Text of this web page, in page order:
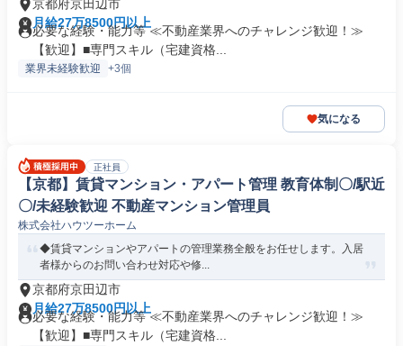
京都府京田辺市
月給27万8500円以上
必要な経験・能力等 ≪不動産業界へのチャレンジ歓迎！≫
【歓迎】■専門スキル（宅建資格...
業界未経験歓迎 +3個
気になる
正社員
【京都】賃貸マンション・アパート管理 教育体制〇/駅近
〇/未経験歓迎 不動産マンション管理員
株式会社ハウツーホーム
◆賃貸マンションやアパートの管理業務全般をお任せします。入居
者様からのお問い合わせ対応や修...
京都府京田辺市
月給27万8500円以上
必要な経験・能力等 ≪不動産業界へのチャレンジ歓迎！≫
【歓迎】■専門スキル（宅建資格...